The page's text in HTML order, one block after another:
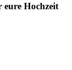
Hochzeit